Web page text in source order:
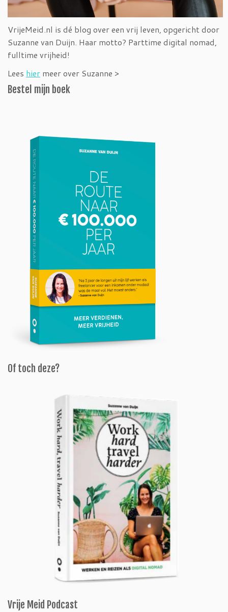
VrijeMeid.nl is dé blog over een vrij leven, opgericht door
Suzanne van Duijn. Haar motto? Parttime digital nomad,
fulltime vrijheid!
Lees hier meer over Suzanne >
Bestel mijn boek
Of toch deze?
Vrije Meid Podcast